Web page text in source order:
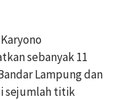
sebanyak 11
Lampung dan
sejumlah titik